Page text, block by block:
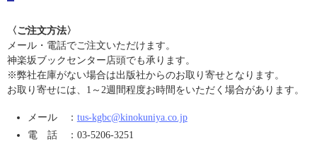
〈ご注文方法〉
メール・電話でご注文いただけます。
神楽坂ブックセンター店頭でも承ります。
※弊社在庫がない場合は出版社からのお取り寄せとなります。
お取り寄せには、1～2週間程度お時間をいただく場合があります。
メール ： tus-kgbc@kinokuniya.co.jp
電 話 ： 03-5206-3251